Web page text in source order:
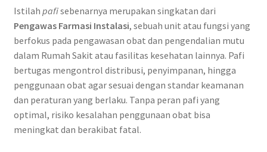
Istilah pafisebenarnya merupakan singkatan dari
Pengawas Farmasi Instalasi, sebuah unit atau fungsi yang
berfokus pada pengawasan obat dan pengendalian mutu
dalam Rumah Sakit atau fasilitas kesehatan lainnya. Pafi
bertugas mengontrol distribusi, penyimpanan, hingga
penggunaan obat agar sesuai dengan standar keamanan
dan peraturan yang berlaku. Tanpa peran pafi yang
optimal, risiko kesalahan penggunaan obat bisa
meningkat dan berakibat fatal.